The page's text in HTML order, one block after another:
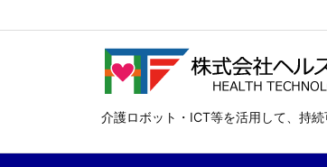
介護ロボット・ICT等を活用して、持